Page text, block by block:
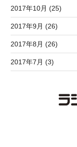
2017年10月 (25)
2017年9月 (26)
2017年8月 (26)
2017年7月 (3)